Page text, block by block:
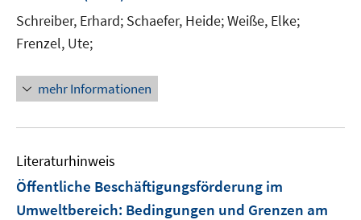
Schreiber, Erhard; Schaefer, Heide;Weiße, Elke;
Frenzel, Ute;
mehr Informationen
Literaturhinweis
Öffentliche Beschäftigungsförderung im
Umweltbereich: Bedingungen und Grenzen am